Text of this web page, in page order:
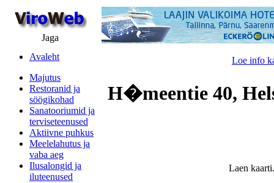
Jaga
Avaleht
Majutus
Restoranid ja
söögikohad
Sanatooriumid ja
terviseteenused
Aktiivne puhkus
Meelelahutus ja
vaba aeg
Ilusalongid ja
iluteenused
Loe info
H�meentie 40,
Laen